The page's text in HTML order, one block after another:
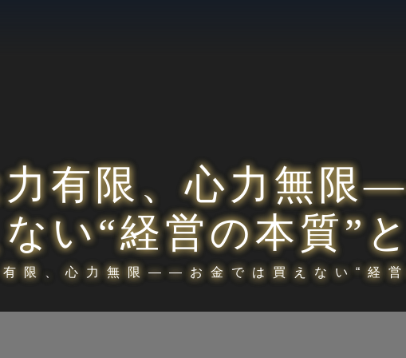
有限、心力無限
い“経営の本質”
有限、心力無限――お金では買えない“経営